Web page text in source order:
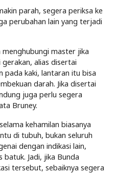
parah, segera periksa ke
perubahan lain yang terjadi
master jika
alias disertai
pada kaki, lantaran itu bisa
darah. Jika disertai
juga perlu segera
Bruney.
kehamilan biasanya
di tubuh, bukan seluruh
dengan indikasi lain,
Jadi, jika Bunda
tersebut, sebaiknya segera